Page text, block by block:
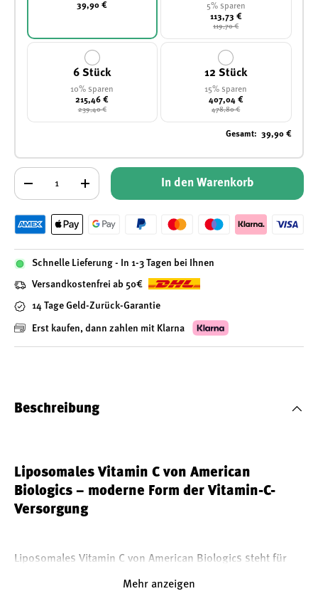
39,90 € 5% sparen
113,73 €
119,70 €
6 Stück
10% sparen
215,46 €
239,40 €
12 Stück
15% sparen
407,04 €
478,80 €
Gesamt: 39,90 €
Anzahl
+ In den Warenkorb
Schnelle Lieferung - In 1-3 Tagen bei Ihnen
Versandkostenfrei ab 50€
14 Tage Geld-Zurück-Garantie
Erst kaufen, dann zahlen mit Klarna
Beschreibung
Liposomales Vitamin C von American
Biologics – moderne Form der Vitamin-C-
Versorgung
Liposomales Vitamin C von American Biologics steht für
Kombination aus 600 mg Vitamin C und 300 mg
Mehr anzeigen